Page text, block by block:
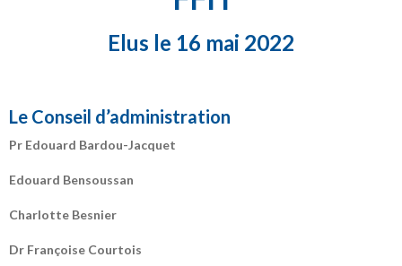
Elus le 16 mai 2022
Le Conseil d’administration
Pr Edouard Bardou-Jacquet
Edouard Bensoussan
Charlotte Besnier
Dr Françoise Courtois